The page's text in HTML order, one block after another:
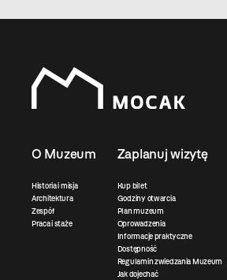
O Muzeum
Historia i misja
Architektura
Zespół
Praca i staże
Zaplanuj wizytę
Kup bilet
Godziny otwarcia
Plan muzeum
Oprowadzenia
Informacje praktyczne
Dostępność
Regulamin zwiedzania Muzeum
Jak dojechać